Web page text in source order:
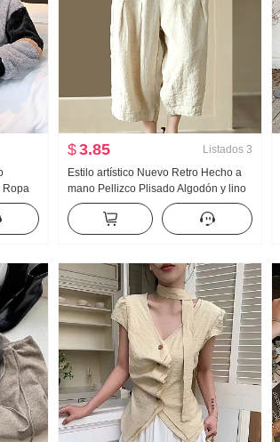
Ropa
$3.85 Listados 3
Estilo artístico Nuevo Retro Hecho a
mano Pellizco Plisado Algodón y lino
Ocho puntos Pantalones Mujer
Cintura elástica Adelgazante
Pantalones harén Pantalones